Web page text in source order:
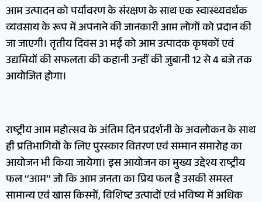
आम उत्पादन को पर्यावरण के संरक्षण के साथ एक स्वास्थ्यवर्धक
व्यवसाय के रूप में अपनाने की जानकारी आम लोगों को प्रदान की
जा जाएगी। तृतीय दिवस 31 मई को आम उत्पादक कृषकों एवं
उद्यमियों की सफलता की कहानी उन्हीं की जुबानी 12 से 4 बजे तक
आयोजित होगा।
राष्ट्रीय आम महोत्सव के अंतिम दिन प्रदर्शनी के अवलोकन के साथ
ही प्रतिभागियों के लिए पुरस्कार वितरण एवं सम्मान समारोह का
आयोजन भी किया जायेगा। इस आयोजन का मुख्य उद्देश्य राष्ट्रीय
फल ‘‘आम’’ जो कि आम जनता का प्रिय फल है उसकी समस्त
सामान्य एवं खास किस्मों, विशिष्ट उत्पादों एवं भविष्य में अधिक